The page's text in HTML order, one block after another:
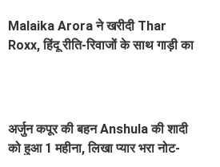
Malaika Arora ने खरीदी Thar
Roxx, हिंदू रीति-रिवाजों के साथ गाड़ी का
अर्जुन कपूर की बहन Anshula की शादी
को हुआ 1 महीना, लिखा प्यार भरा नोट-